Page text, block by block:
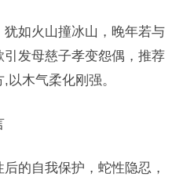
如火山撞冰山，晚年若与
发母慈子孝变怨偶，推荐
木气柔化刚强。
的自我保护，蛇性隐忍，